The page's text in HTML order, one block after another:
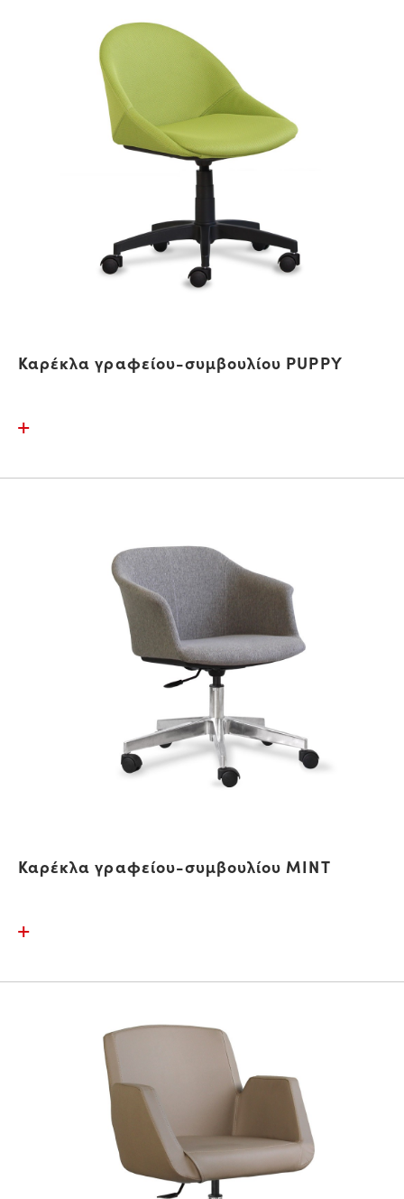
Καρέκλα γραφείου-συμβουλίου PUPPY
Καρέκλα γραφείου-συμβουλίου MINT